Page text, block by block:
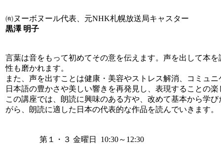
㈲ヌーボヌール代表、元NHK札幌放送局キャスター
黒澤 明子
言葉は音をもって初めてその意を伝えます。声を出して本
性も磨かれます。
また、声を出すことは健康・美容やストレス解消、コミュ
日本語の豊かさや美しい響きを再発見し、表現することの
この講座では、朗読に興味のある方や、改めて基本から学
がら、朗読に適した日本の代表的な作品を読んでいきます。
第１・３ 金曜日 10:30～12:30